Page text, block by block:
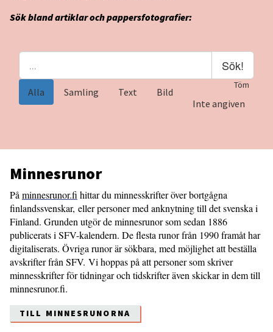
Sök bland artiklar och pappersfotografier:
Sök!
Töm
Alla Samling Text
Bild
Inte angiven
Minnesrunor
På minnesrunor.fi hittar du minnesskrifter över bortgågna
finlandssvenskar, eller personer med anknytning till det svenska i
Finland. Grunden utgör de minnesrunor som sedan 1886
publicerats i SFV-kalendern. De flesta runor från 1990 framåt har
digitaliserats. Övriga runor är sökbara, med möjlighet att beställa
avskrifter från SFV. Vi hoppas på att personer som skriver
minnesskrifter för tidningar och tidskrifter även skickar in dem till
minnesrunor.fi.
TILL MINNESRUNORNA